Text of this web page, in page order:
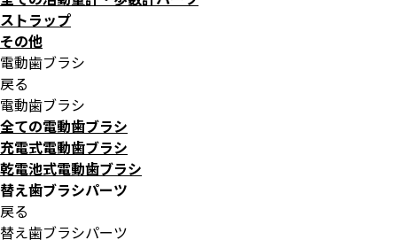
ストラップ
その他
電動歯ブラシ
戻る
電動歯ブラシ
全ての電動歯ブラシ
充電式電動歯ブラシ
乾電池式電動歯ブラシ
替え歯ブラシパーツ
戻る
替え歯ブラシパーツ